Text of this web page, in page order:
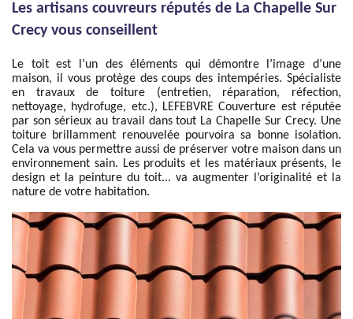
Les artisans couvreurs réputés de La Chapelle Sur
Crecy vous conseillent
Le toit est l’un des éléments qui démontre l’image d’une
maison, il vous protège des coups des intempéries. Spécialiste
en travaux de toiture (entretien, réparation, réfection,
nettoyage, hydrofuge, etc.), LEFEBVRE Couverture est réputée
par son sérieux au travail dans tout La Chapelle Sur Crecy. Une
toiture brillamment renouvelée pourvoira sa bonne isolation.
Cela va vous permettre aussi de préserver votre maison dans un
environnement sain. Les produits et les matériaux présents, le
design et la peinture du toit... va augmenter l’originalité et la
nature de votre habitation.